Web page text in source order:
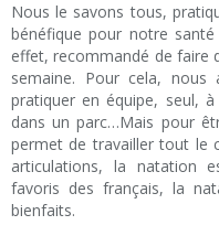
Nous le savons tous,
bénéfique pour notre
effet, recommandé de faire
semaine. Pour cela,
pratiquer en équipe, seul,
dans un parc…Mais pour
permet de travailler tout le
articulations, la natation
favoris des français, la
bienfaits.